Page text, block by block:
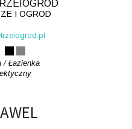
I OGROD
/Łazienka